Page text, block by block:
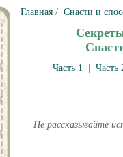
Главная / Снасти и
Часть 1 Часть
Не рассказывайте